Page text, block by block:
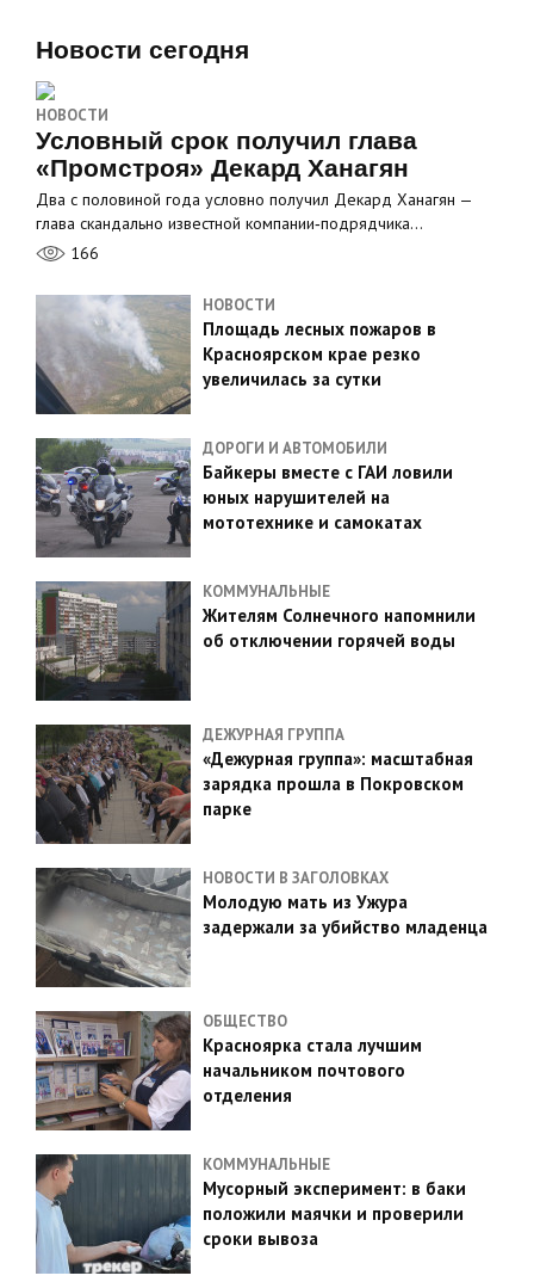
Новости сегодня
НОВОСТИ
Условный срок получил глава
«Промстроя» Декард Ханагян
Два с половиной года условно получил Декард Ханагян —
глава скандально известной компании‑подрядчика…
166
НОВОСТИ
Площадь лесных пожаров в
Красноярском крае резко
увеличилась за сутки
ДОРОГИ И АВТОМОБИЛИ
Байкеры вместе с ГАИ ловили
юных нарушителей на
мототехнике и самокатах
КОММУНАЛЬНЫЕ
Жителям Солнечного напомнили
об отключении горячей воды
ДЕЖУРНАЯ ГРУППА
«Дежурная группа»: масштабная
зарядка прошла в Покровском
парке
НОВОСТИ В ЗАГОЛОВКАХ
Молодую мать из Ужура
задержали за убийство младенца
ОБЩЕСТВО
Красноярка стала лучшим
начальником почтового
отделения
КОММУНАЛЬНЫЕ
Мусорный эксперимент: в баки
положили маячки и проверили
сроки вывоза